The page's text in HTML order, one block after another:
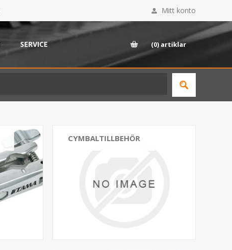
Mitt konto
SERVICE (0) artiklar
CYMBALTILLBEHÖR